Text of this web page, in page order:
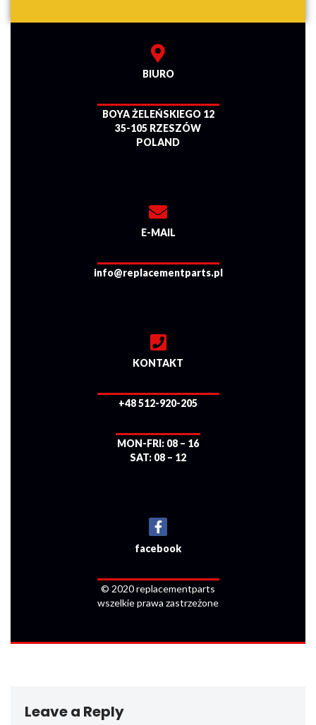
BIURO
BOYA ŻELEŃSKIEGO 12
35-105 RZESZÓW
POLAND
E-MAIL
info@replacementparts.pl
KONTAKT
+48 512-920-205
MON-FRI: 08 – 16
SAT: 08 – 12
facebook
© 2020 replacementparts
wszelkie prawa zastrzeżone
Leave a Reply